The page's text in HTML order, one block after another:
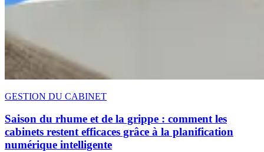
GESTION DU CABINET
Saison du rhume et de la grippe : comment les
cabinets restent efficaces grâce à la planification
numérique intelligente